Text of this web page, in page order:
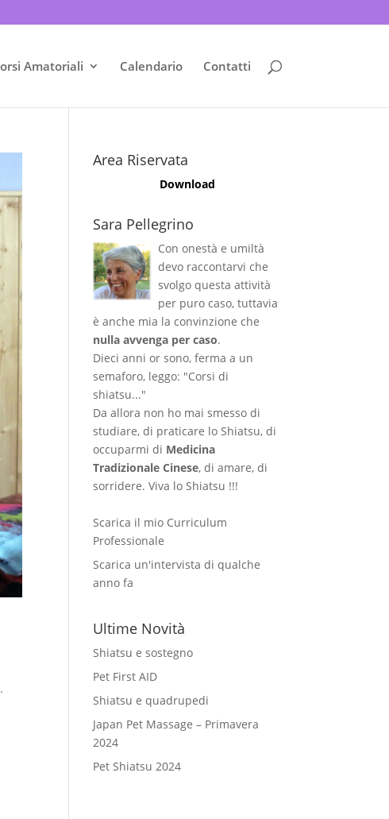
Amatoriali Calendario Contatti
Area Riservata
Download
Sara Pellegrino
Con onestà e umiltà
devo raccontarvi che
svolgo questa attività
per puro caso, tuttavia
è anche mia la convinzione che
nulla avvenga per caso.
Dieci anni or sono, ferma a un
semaforo, leggo: "Corsi di
shiatsu..."
Da allora non ho mai smesso di
studiare, di praticare lo Shiatsu, di
occuparmi di Medicina
Tradizionale Cinese, di amare, di
sorridere. Viva lo Shiatsu !!!
Scarica il mio Curriculum
Professionale
Scarica un'intervista di qualche
anno fa
Ultime Novità
Shiatsu e sostegno
Pet First AID
Shiatsu e quadrupedi
Japan Pet Massage – Primavera
2024
Pet Shiatsu 2024